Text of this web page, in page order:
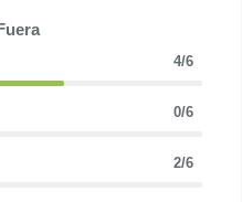
4/6
0/6
2/6